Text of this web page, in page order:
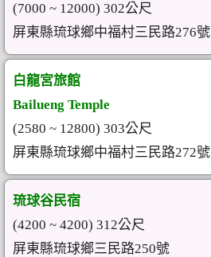
(7000 ~ 12000) 302公尺
屏東縣琉球鄉中福村三民路276號
白龍宮旅館
Bailueng Temple
(2580 ~ 12800) 303公尺
屏東縣琉球鄉中福村三民路272號
琉球谷民宿
(4200 ~ 4200) 312公尺
屏東縣琉球鄉三民路250號